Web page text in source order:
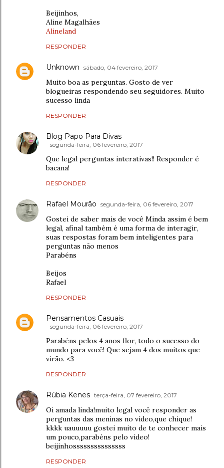
Beijinhos,
Aline Magalhães
Alineland
RESPONDER
Unknown sábado, 04 fevereiro, 2017
Muito boa as perguntas. Gosto de ver
blogueiras respondendo seu seguidores. Muito
sucesso linda
RESPONDER
Blog Papo Para Divas
segunda-feira, 06 fevereiro, 2017
Que legal perguntas interativas!! Responder é
bacana!
RESPONDER
Rafael Mourão segunda-feira, 06 fevereiro, 2017
Gostei de saber mais de você Minda assim é bem
legal, afinal também é uma forma de interagir,
suas respostas foram bem inteligentes para
perguntas não menos
Parabéns
Beijos
Rafael
RESPONDER
Pensamentos Casuais
segunda-feira, 06 fevereiro, 2017
Parabéns pelos 4 anos flor, todo o sucesso do
mundo para você! Que sejam 4 dos muitos que
virão. <3
RESPONDER
Rúbia Kenes terça-feira, 07 fevereiro, 2017
Oi amada linda!muito legal você responder as
perguntas das meninas no vídeo,que chique!
kkkk uauuuuu gostei muito de te conhecer mais
um pouco,parabéns pelo vídeo!
beijinhosssssssssssssss
RESPONDER